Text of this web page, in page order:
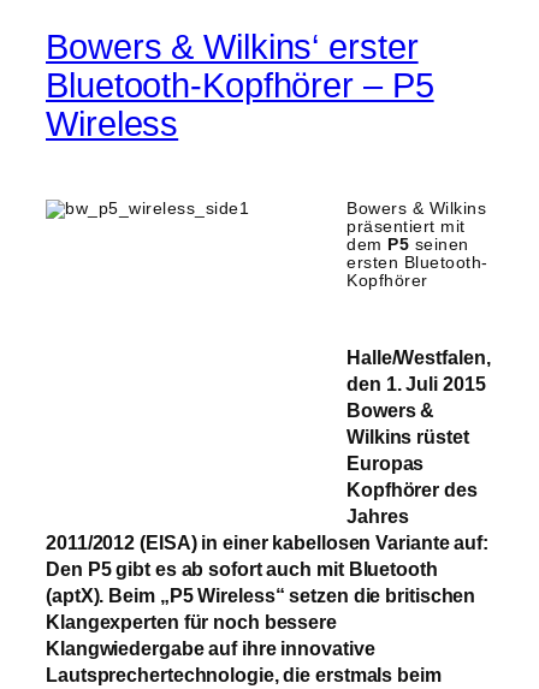
Bowers & Wilkins‘ erster
Bluetooth-Kopfhörer – P5
Wireless
Bowers & Wilkins
präsentiert mit
dem P5 seinen
ersten Bluetooth-
Kopfhörer
Halle/Westfalen,
den 1. Juli 2015
Bowers &
Wilkins rüstet
Europas
Kopfhörer des
Jahres
2011/2012 (EISA) in einer kabellosen Variante auf:
Den P5 gibt es ab sofort auch mit Bluetooth
(aptX). Beim „P5 Wireless“ setzen die britischen
Klangexperten für noch bessere
Klangwiedergabe auf ihre innovative
Lautsprechertechnologie, die erstmals beim